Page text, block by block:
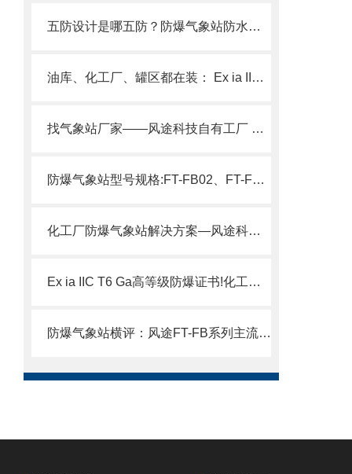
五防设计是哪五防？防爆气象站防水、防爆、防尘、防震、防腐。
油库、化工厂、罐区都在装： Ex ia IIC T6真防爆气象站配防爆屏!
找气象站厂家——风途科技自有工厂 室外/多功能/防爆/校园气象站定制
防爆气象站型号规格:FT-FB02、FT-FB01S风途两大型号详解
化工厂防爆气象站解决方案—风途科技满足GB3836防爆标准要求
Ex ia IIC T6 Ga高等级防爆证书!化工园区防爆气象站性价比高
防爆气象站横评：风途FT-FB系列主流品牌对比测评